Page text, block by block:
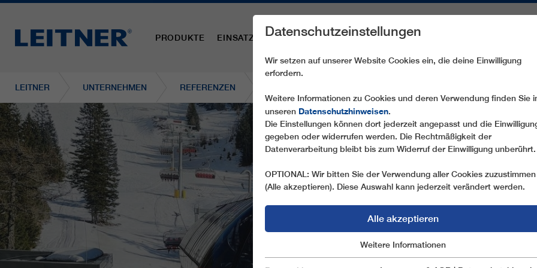
PRODUKTE EINSATZBEREICHE ERSATZTEILE SERVICE
LEITNER UNTERNEHMEN REFERENZEN
Datenschutzeinstellungen
Wir setzen auf unserer Website Cookies ein, die deine Einwilligung
erfordern.
Weitere Informationen zu Cookies und deren Verwendung finden Sie
unseren Datenschutzhinweisen.
Die Einstellungen können dort jederzeit angepasst und die
gegeben oder widerrufen werden. Die Rechtmäßigkeit der
Datenverarbeitung bleibt bis zum Widerruf der Einwilligung unberührt.
OPTIONAL: Wir bitten Sie der Verwendung aller Cookies zuzustimmen
(Alle akzeptieren). Diese Auswahl kann jederzeit verändert werden.
Alle akzeptieren
Marketing
Weitere Informationen